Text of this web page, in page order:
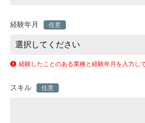
経験年月 任意
経験したことのある業種と経験年月を入力し
スキル 任意